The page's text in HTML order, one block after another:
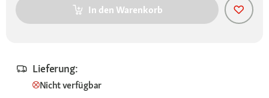
In den Warenkorb
Lieferung:
Nicht verfügbar